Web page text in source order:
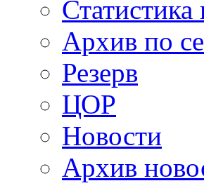
Статистика
Архив по
Резерв
ЦОР
Новости
Архив